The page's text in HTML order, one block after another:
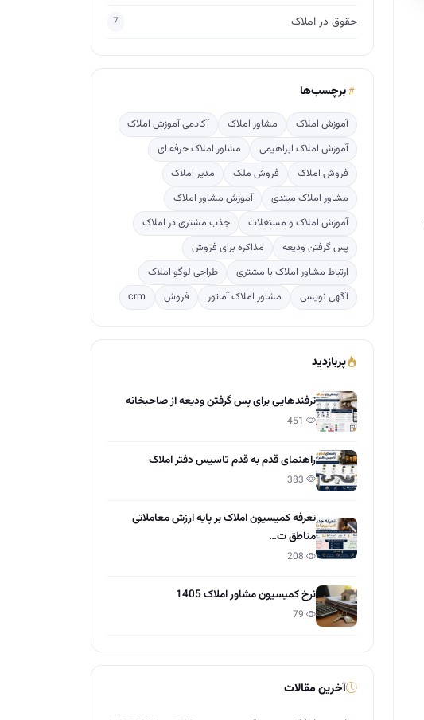
حقوق در املاک 7
برچسب‌ها
آموزش املاک مشاور املاک
آکادمی آموزش املاک
آموزش املاک ابراهیمی
مشاور املاک حرفه ای
فروش املاک
فروش ملک
مدیر املاک
مشاور املاک مبتدی
آموزش مشاور املاک
آموزش املاک و مستغلات
جذب مشتری در املاک
پس گرفتن ودیعه
مذاکره برای فروش
ارتباط مشاور املاک با مشتری
طراحی لوگو املاک
آگهی نویسی
مشاور املاک آماتور فروش crm
پربازدید
ترفندهایی برای پس گرفتن ودیعه از صاحبخانه
راهنمای قدم به قدم تاسیس دفتر املاک
تعرفه کمیسیون املاک بر پایه ارزش معاملاتی
مناطق ت…
نرخ کمیسیون مشاور املاک 1405
آخرین مقالات